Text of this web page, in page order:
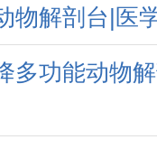
物解剖台|医
多功能动物